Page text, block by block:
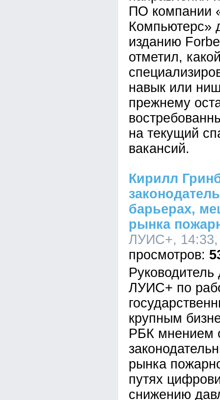
ПО компании
Компьютерс»
изданию
отметил,
навык или
прежнему
на текущий
вакансий.
Кирилл
барьерах,
рынка
ЛУИС+,
ЛУИС+ по
крупным
РБК мнением
рынка
путях
снижению